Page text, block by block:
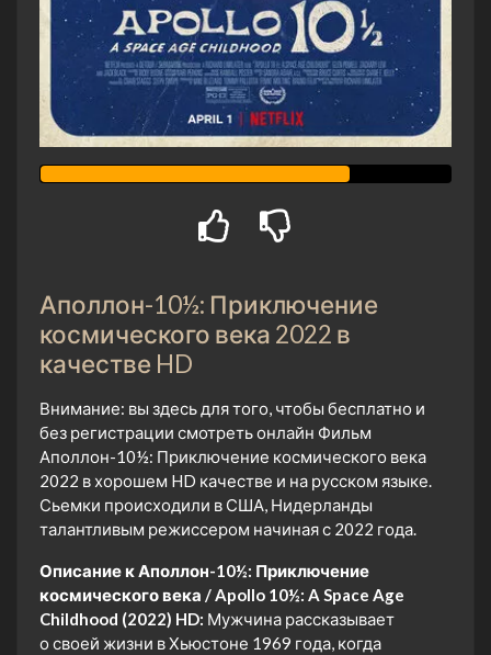
Аполлон-10½: Приключение
космического века 2022 в
качестве HD
Внимание: вы здесь для того, чтобы бесплатно и
без регистрации смотреть онлайн Фильм
Аполлон-10½: Приключение космического века
2022 в хорошем HD качестве и на русском языке.
Сьемки происходили в США, Нидерланды
талантливым режиссером начиная с 2022 года.
Описание к Аполлон-10½: Приключение
космического века / Apollo 10½: A Space Age
Childhood (2022) HD: Мужчина рассказывает
о своей жизни в Хьюстоне 1969 года, когда